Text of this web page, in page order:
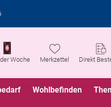
Woche Merkzettel Direkt
Wohlbefinden